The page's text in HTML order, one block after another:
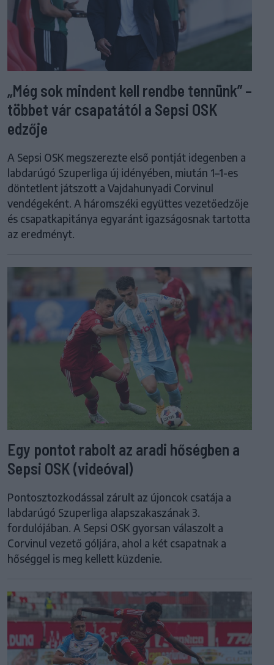
„Még sok mindent kell rendbe tennünk” –
többet vár csapatától a Sepsi OSK
edzője
A Sepsi OSK megszerezte első pontját idegenben a
labdarúgó Szuperliga új idényében, miután 1–1-es
döntetlent játszott a Vajdahunyadi Corvinul
vendégeként. A háromszéki együttes vezetőedzője
és csapatkapitánya egyaránt igazságosnak tartotta
az eredményt.
Egy pontot rabolt az aradi hőségben a
Sepsi OSK (videóval)
Pontosztozkodással zárult az újoncok csatája a
labdarúgó Szuperliga alapszakaszának 3.
fordulójában. A Sepsi OSK gyorsan válaszolt a
Corvinul vezető góljára, ahol a két csapatnak a
hőséggel is meg kellett küzdenie.